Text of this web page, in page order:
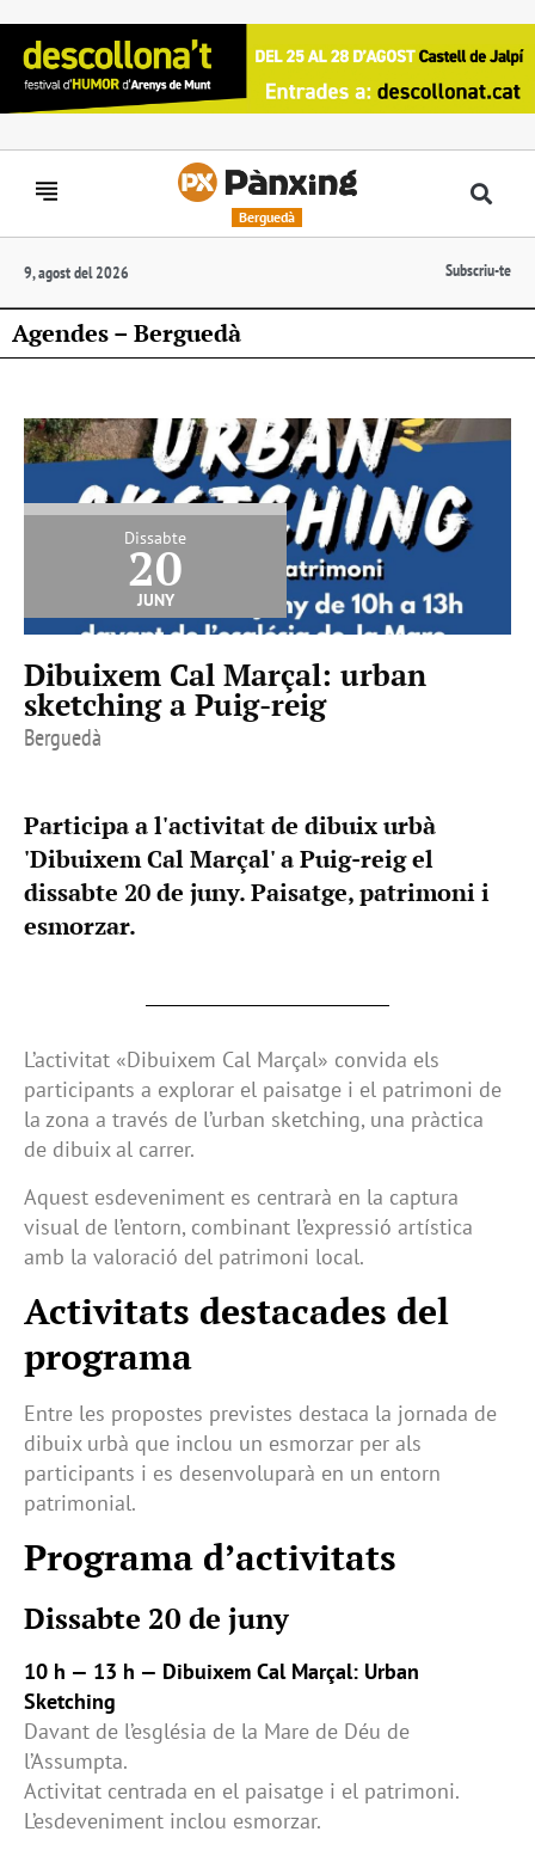
Berguedà
9, agost del 2026 Subscriu-te
Agendes – Berguedà
Dissabte
20
juny
Dibuixem Cal Marçal: urban
sketching a Puig-reig
Berguedà
Participa a l'activitat de dibuix urbà
'Dibuixem Cal Marçal' a Puig-reig el
dissabte 20 de juny. Paisatge, patrimoni i
esmorzar.
L’activitat «Dibuixem Cal Marçal» convida els
participants a explorar el paisatge i el patrimoni de
la zona a través de l’urban sketching, una pràctica
de dibuix al carrer.
Aquest esdeveniment es centrarà en la captura
visual de l’entorn, combinant l’expressió artística
amb la valoració del patrimoni local.
Activitats destacades del
programa
Entre les propostes previstes destaca la jornada de
dibuix urbà que inclou un esmorzar per als
participants i es desenvoluparà en un entorn
patrimonial.
Programa d’activitats
Dissabte 20 de juny
10 h — 13 h — Dibuixem Cal Marçal: Urban
Sketching
Davant de l’església de la Mare de Déu de
l’Assumpta.
Activitat centrada en el paisatge i el patrimoni.
L’esdeveniment inclou esmorzar.